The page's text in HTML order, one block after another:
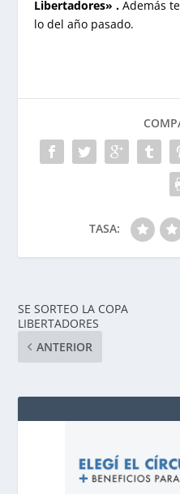
Libertadores» .Además
lo del año pasado.
TASA:
SE SORTEO LA COPA
LIBERTADORES
ANTERIOR